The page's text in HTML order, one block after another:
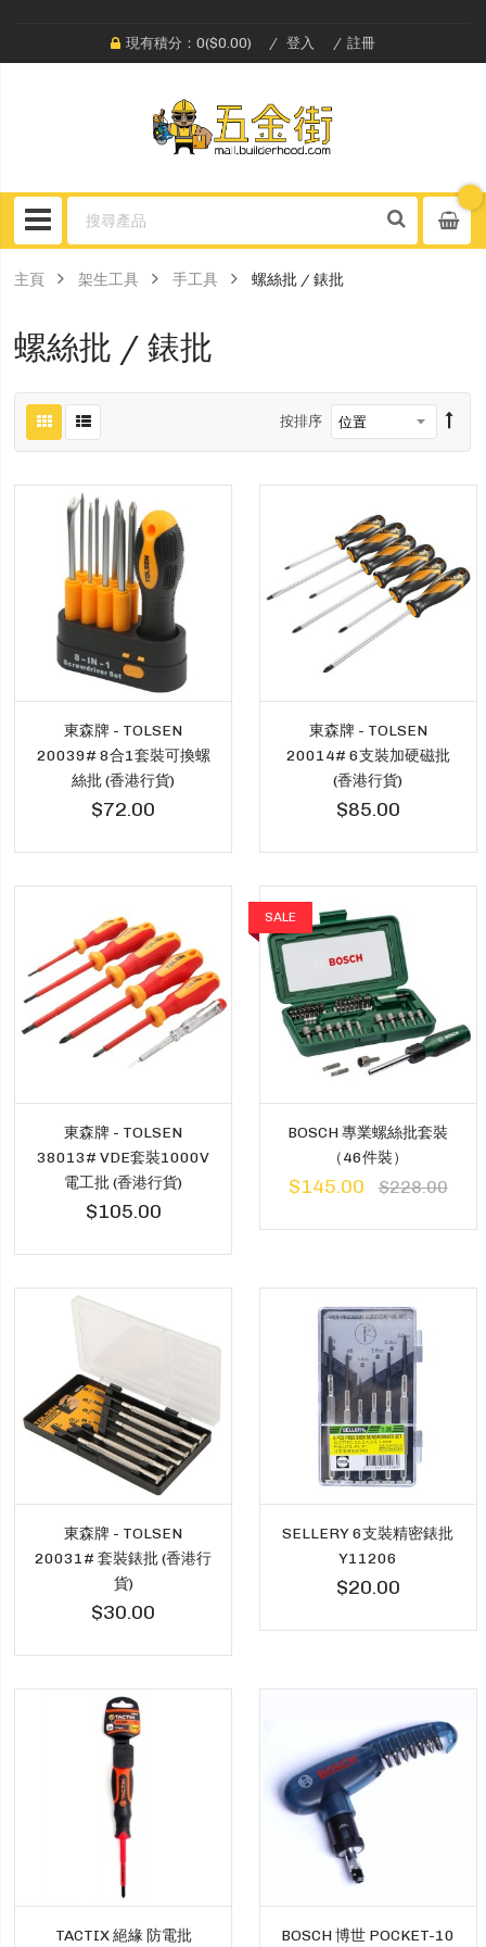
現有積分：0($0.00) 登入 註冊
主頁 架生工具 手工具 螺絲批 / 錶批
螺絲批 / 錶批
按排序
東森牌 - TOLSEN
20039# 8合1套裝可換螺
絲批 (香港行貨)
$72.00
東森牌 - TOLSEN
20014# 6支裝加硬磁批
(香港行貨)
$85.00
東森牌 - TOLSEN
38013# VDE套裝1000V
電工批 (香港行貨)
$105.00
SALE
BOSCH 專業螺絲批套裝
（46件裝）
$145.00 $228.00
東森牌 - TOLSEN
20031# 套裝錶批 (香港行
貨)
$30.00
SELLERY 6支裝精密錶批
Y11206
$20.00
TACTIX 絕緣 防電批 BOSCH 博世 POCKET-10